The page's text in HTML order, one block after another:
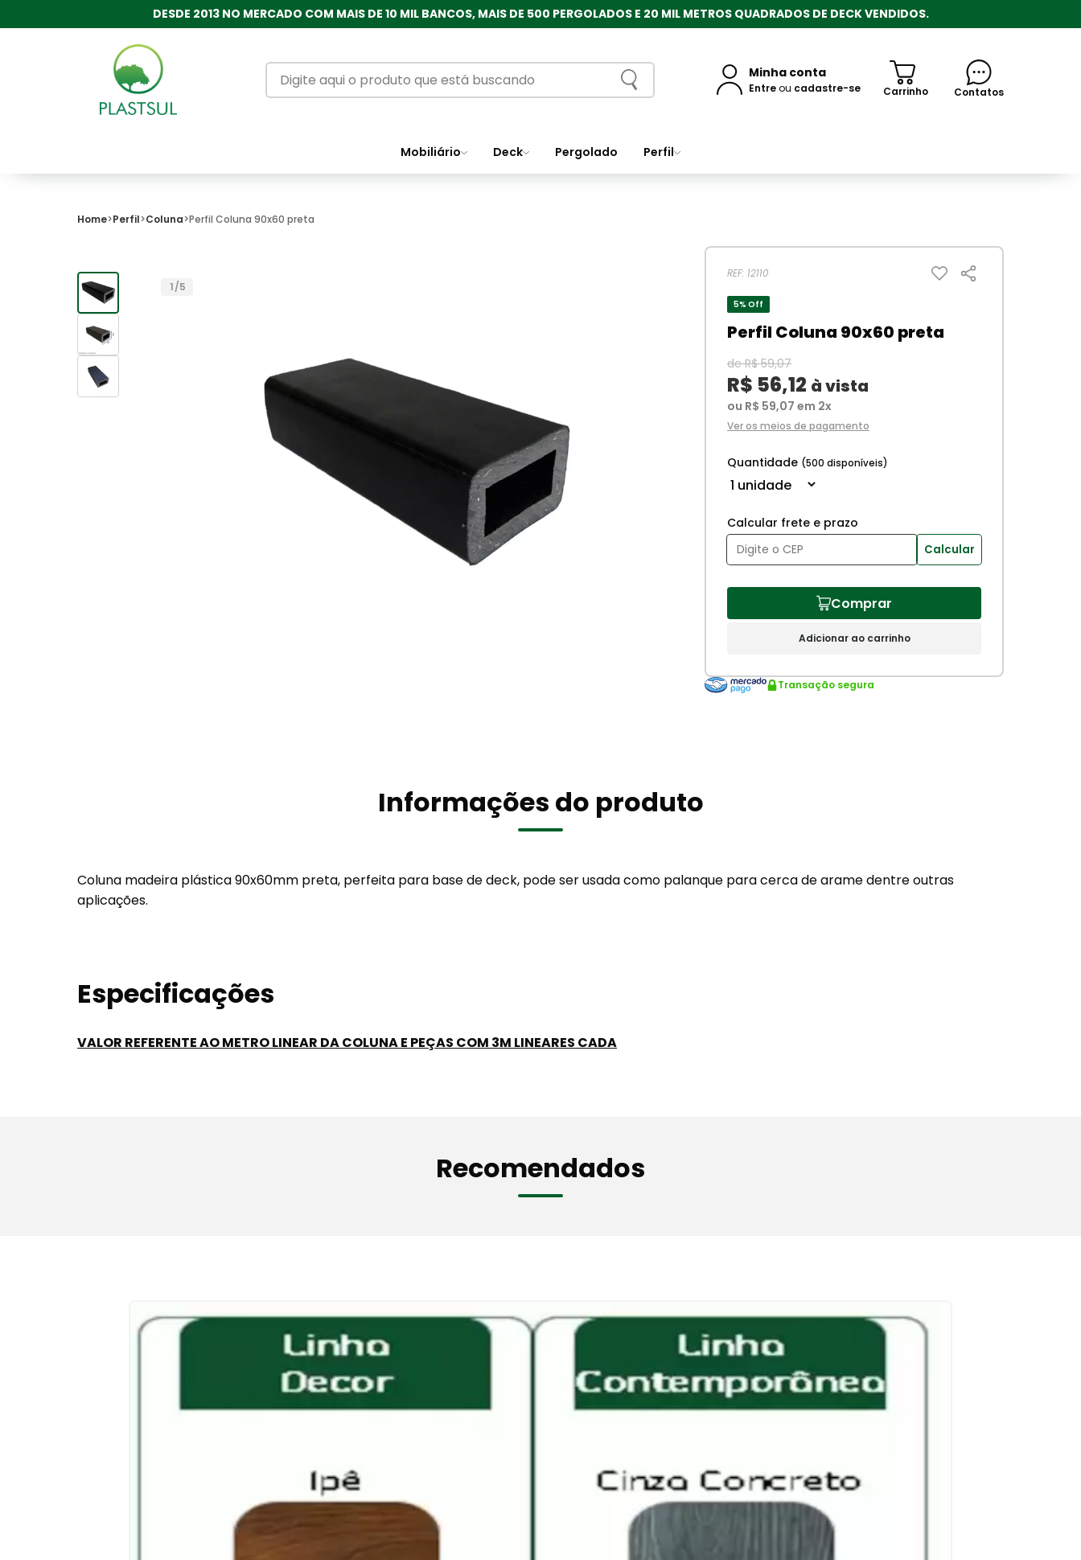
DESDE 2013 NO MERCADO COM MAIS DE 10 MIL BANCOS, MAIS DE 500 PERGOLADOS E 20 MIL METROS QUADRADOS DE DECK VENDIDOS.
Minha conta
Entreou cadastre-se Carrinho Contatos
Mobiliário Deck Pergolado Perfil
Home Perfil Coluna Perfil Coluna 90x60 preta
1/5
REF: 12110
5% Off
Perfil Coluna 90x60 preta
de R$ 59,07
R$ 56,12 à vista
ou R$ 59,07 em 2x
Ver os meios de pagamento
Quantidade (500 disponíveis)
Calcular frete e prazo
Calcular
Comprar
Adicionar ao carrinho
Transação segura
Informações do produto
Coluna madeira plástica 90x60mm preta, perfeita para base de deck, pode ser usada como palanque para cerca de arame dentre outras
aplicações.
Especificações
VALOR REFERENTE AO METRO LINEAR DA COLUNA E PEÇAS COM 3M LINEARES CADA
Recomendados